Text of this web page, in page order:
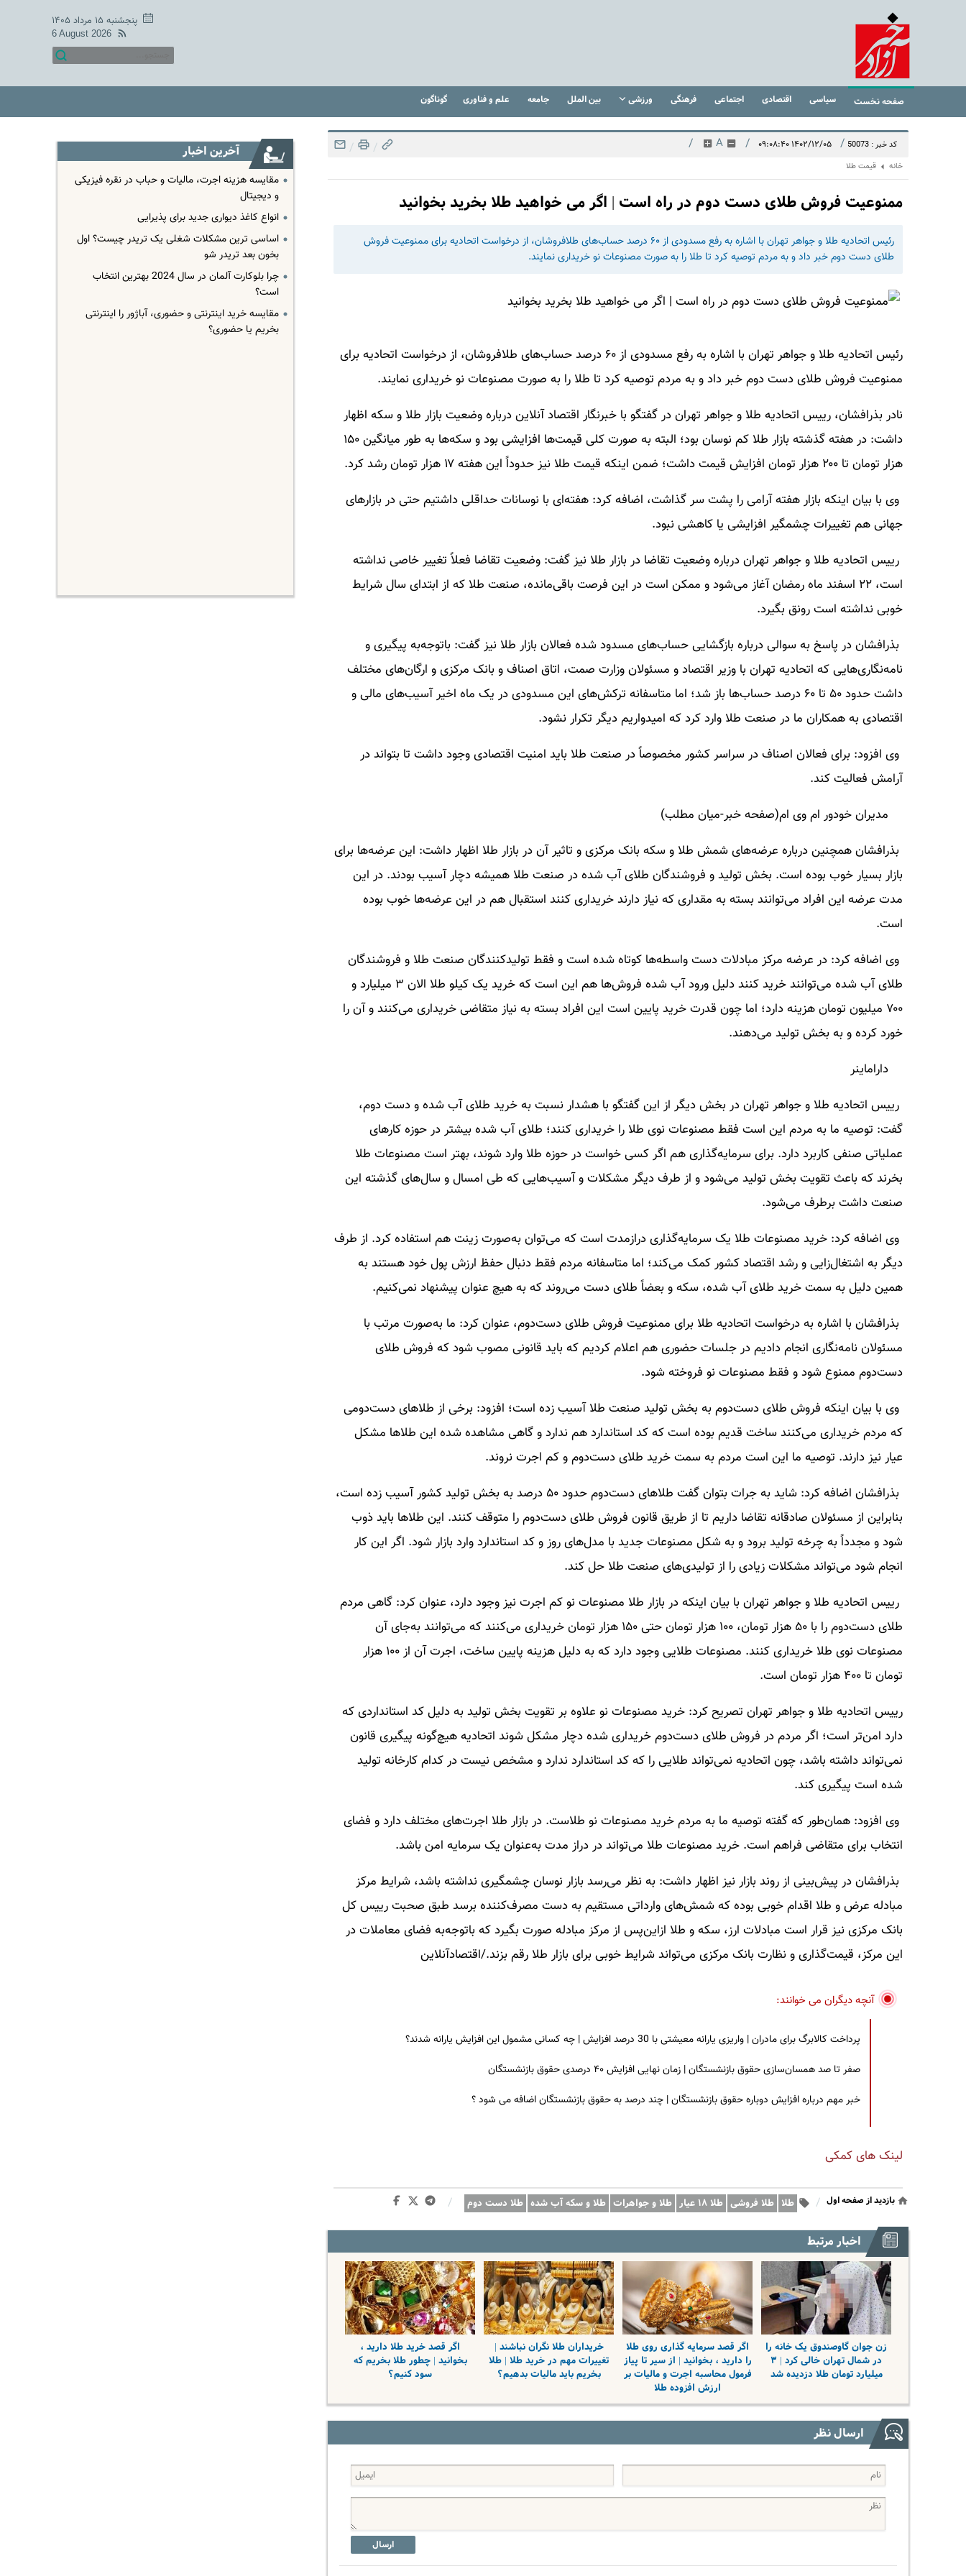
پنجشنبه ۱۵ مرداد ۱۴۰۵
6 August 2026
صفحه نخست سیاسی اقتصادی اجتماعی فرهنگی ورزشی بین الملل جامعه علم و فناوری گوناگون
کد خبر : 50073 / ۱۴۰۲/۱۲/۰۵ ۰۹:۰۸:۴۰ /
A
/
/
/
خانه قیمت طلا
ممنوعیت فروش طلای دست دوم در راه است | اگر می خواهید طلا بخرید بخوانید
رئیس اتحادیه طلا و جواهر تهران با اشاره به رفع مسدودی از ۶۰ درصد حساب‌های طلافروشان، از درخواست اتحادیه برای ممنوعیت فروش
طلای دست دوم خبر داد و به مردم توصیه کرد تا طلا را به صورت مصنوعات نو خریداری نمایند.
رئیس اتحادیه طلا و جواهر تهران با اشاره به رفع مسدودی از ۶۰ درصد حساب‌های طلافروشان، از درخواست اتحادیه برای
ممنوعیت فروش طلای دست دوم خبر داد و به مردم توصیه کرد تا طلا را به صورت مصنوعات نو خریداری نمایند.
نادر بذرافشان، رییس اتحادیه طلا و جواهر تهران در گفتگو با خبرنگار اقتصاد آنلاین درباره وضعیت بازار طلا و سکه اظهار
داشت: در هفته گذشته بازار طلا کم نوسان بود؛ البته به‌ صورت کلی قیمت‌ها افزایشی بود و سکه‌ها به طور میانگین ۱۵۰
هزار تومان تا ۲۰۰ هزار تومان افزایش قیمت داشت؛ ضمن اینکه قیمت طلا نیز حدوداً این هفته ۱۷ هزار تومان رشد کرد.
وی با بیان اینکه بازار هفته آرامی را پشت سر گذاشت، اضافه کرد: هفته‌ای با نوسانات حداقلی داشتیم حتی در بازارهای
جهانی هم تغییرات چشمگیر افزایشی یا کاهشی نبود.
رییس اتحادیه طلا و جواهر تهران درباره وضعیت تقاضا در بازار طلا نیز گفت: وضعیت تقاضا فعلاً تغییر خاصی نداشته
است، ۲۲ اسفند ماه رمضان آغاز می‌شود و ممکن است در این فرصت باقی‌مانده، صنعت طلا که از ابتدای سال شرایط
خوبی نداشته است رونق بگیرد.
بذرافشان در پاسخ به سوالی درباره بازگشایی حساب‌های مسدود شده فعالان بازار طلا نیز گفت: باتوجه‌به پیگیری و
نامه‌نگاری‌هایی که اتحادیه تهران با وزیر اقتصاد و مسئولان وزارت صمت، اتاق اصناف و بانک مرکزی و ارگان‌های مختلف
داشت حدود ۵۰ تا ۶۰ درصد حساب‌ها باز شد؛ اما متاسفانه ترکش‌های این مسدودی در یک ماه اخیر آسیب‌های مالی و
اقتصادی به همکاران ما در صنعت طلا وارد کرد که امیدواریم دیگر تکرار نشود.
وی افزود: برای فعالان اصناف در سراسر کشور مخصوصاً در صنعت طلا باید امنیت اقتصادی وجود داشت تا بتواند در
آرامش فعالیت کند.
مدیران خودور ام وی ام(صفحه خبر-میان مطلب)
بذرافشان همچنین درباره عرضه‌های شمش طلا و سکه بانک مرکزی و تاثیر آن در بازار طلا اظهار داشت: این عرضه‌ها برای
بازار بسیار خوب بوده است. بخش تولید و فروشندگان طلای آب شده در صنعت طلا همیشه دچار آسیب بودند. در این
مدت عرضه این افراد می‌توانند بسته به مقداری که نیاز دارند خریداری کنند استقبال هم در این عرضه‌ها خوب بوده
است.
وی اضافه کرد: در عرضه مرکز مبادلات دست واسطه‌ها کوتاه شده است و فقط تولیدکنندگان صنعت طلا و فروشندگان
طلای آب شده می‌توانند خرید کنند دلیل ورود آب شده فروش‌ها هم این است که خرید یک کیلو طلا الان ۳ میلیارد و
۷۰۰ میلیون تومان هزینه دارد؛ اما چون قدرت خرید پایین است این افراد بسته به نیاز متقاضی خریداری می‌کنند و آن را
خورد کرده و به بخش تولید می‌دهند.
داراماینر
رییس اتحادیه طلا و جواهر تهران در بخش دیگر از این گفتگو با هشدار نسبت به خرید طلای آب شده و دست دوم،
گفت: توصیه ما به مردم این است فقط مصنوعات نوی طلا را خریداری کنند؛ طلای آب شده بیشتر در حوزه کارهای
عملیاتی صنفی کاربرد دارد. برای سرمایه‌گذاری هم اگر کسی خواست در حوزه طلا وارد شوند، بهتر است مصنوعات طلا
بخرند که باعث تقویت بخش تولید می‌شود و از طرف دیگر مشکلات و آسیب‌هایی که طی امسال و سال‌های گذشته این
صنعت داشت برطرف می‌شود.
وی اضافه کرد: خرید مصنوعات طلا یک سرمایه‌گذاری درازمدت است که می‌توان به‌صورت زینت هم استفاده کرد. از طرف
دیگر به اشتغال‌زایی و رشد اقتصاد کشور کمک می‌کند؛ اما متاسفانه مردم فقط دنبال حفظ ارزش پول خود هستند به
همین دلیل به سمت خرید طلای آب شده، سکه و بعضاً طلای دست می‌روند که به هیچ عنوان پیشنهاد نمی‌کنیم.
بذرافشان با اشاره به درخواست اتحادیه طلا برای ممنوعیت فروش طلای دست‌دوم، عنوان کرد: ما به‌صورت مرتب با
مسئولان نامه‌نگاری انجام دادیم در جلسات حضوری هم اعلام کردیم که باید قانونی مصوب شود که فروش طلای
دست‌دوم ممنوع شود و فقط مصنوعات نو فروخته شود.
وی با بیان اینکه فروش طلای دست‌دوم به بخش تولید صنعت طلا آسیب زده است؛ افزود: برخی از طلاهای دست‌دومی
که مردم خریداری می‌کنند ساخت قدیم بوده است که کد استاندارد هم ندارد و گاهی مشاهده شده این طلاها مشکل
عیار نیز دارند. توصیه ما این است مردم به سمت خرید طلای دست‌دوم و کم اجرت نروند.
بذرافشان اضافه کرد: شاید به جرات بتوان گفت طلاهای دست‌دوم حدود ۵۰ درصد به بخش تولید کشور آسیب زده است،
بنابراین از مسئولان صادقانه تقاضا داریم تا از طریق قانون فروش طلای دست‌دوم را متوقف کنند. این طلاها باید ذوب
شود و مجدداً به چرخه تولید برود و به شکل مصنوعات جدید با مدل‌های روز و کد استاندارد وارد بازار شود. اگر این کار
انجام شود می‌تواند مشکلات زیادی را از تولیدی‌های صنعت طلا حل کند.
رییس اتحادیه طلا و جواهر تهران با بیان اینکه در بازار طلا مصنوعات نو کم اجرت نیز وجود دارد، عنوان کرد: گاهی مردم
طلای دست‌دوم را با ۵۰ هزار تومان، ۱۰۰ هزار تومان حتی ۱۵۰ هزار تومان خریداری می‌کنند که می‌توانند به‌جای آن
مصنوعات نوی طلا خریداری کنند. مصنوعات طلایی وجود دارد که به دلیل هزینه پایین ساخت، اجرت آن از ۱۰۰ هزار
تومان تا ۴۰۰ هزار تومان است.
رییس اتحادیه طلا و جواهر تهران تصریح کرد: خرید مصنوعات نو علاوه بر تقویت بخش تولید به دلیل کد استانداردی که
دارد امن‌تر است؛ اگر مردم در فروش طلای دست‌دوم خریداری شده دچار مشکل شوند اتحادیه هیچ‌گونه پیگیری قانون
نمی‌تواند داشته باشد، چون اتحادیه نمی‌تواند طلایی را که کد استاندارد ندارد و مشخص نیست در کدام کارخانه تولید
شده است پیگیری کند.
وی افزود: همان‌طور که گفته توصیه ما به مردم خرید مصنوعات نو طلاست. در بازار طلا اجرت‌های مختلف دارد و فضای
انتخاب برای متقاضی فراهم است. خرید مصنوعات طلا می‌تواند در دراز مدت به‌عنوان یک سرمایه امن باشد.
بذرافشان در پیش‌بینی از روند بازار نیز اظهار داشت: به نظر می‌رسد بازار نوسان چشمگیری نداشته باشد، شرایط مرکز
مبادله عرض و طلا اقدام خوبی بوده که شمش‌های وارداتی مستقیم به دست مصرف‌کننده برسد طبق صحبت رییس کل
بانک مرکزی نیز قرار است مبادلات ارز، سکه و طلا ازاین‌پس از مرکز مبادله صورت بگیرد که باتوجه‌به فضای معاملات در
این مرکز، قیمت‌گذاری و نظارت بانک مرکزی می‌تواند شرایط خوبی برای بازار طلا رقم بزند./اقتصادآنلاین
آنچه دیگران می خوانند:
پرداخت کالابرگ برای مادران | واریزی یارانه معیشتی با 30 درصد افزایش | چه کسانی مشمول این افزایش یارانه شدند؟
صفر تا صد همسان‌سازی حقوق بازنشستگان | زمان نهایی افزایش ۴۰ درصدی حقوق بازنشستگان
خبر مهم درباره افزایش دوباره حقوق بازنشستگان | چند درصد به حقوق بازنشستگان اضافه می شود ؟
لینک های کمکی
بازدید از صفحه اول / طلا طلا فروشی طلا ۱۸ عیار طلا و جواهرات طلا و سکه آب شده طلا دست دوم /
اخبار مرتبط
زن جوان گاوصندوق یک خانه را
در شمال تهران خالی کرد | ۳
میلیارد تومان طلا دزدیده شد
اگر قصد سرمایه گذاری روی طلا
را دارید ، بخوانید | از سیر تا پیاز
فرمول محاسبه اجرت و مالیات بر
ارزش افزوده طلا
خریداران طلا نگران نباشند |
تغییرات مهم در خرید طلا | طلا
بخریم باید مالیات بدهیم؟
اگر قصد خرید طلا دارید ،
بخوانید | چطور طلا بخریم که
سود کنیم؟
ارسال نظر
ارسال
آخرین اخبار
مقایسه هزینه اجرت، مالیات و حباب در نقره فیزیکی
و دیجیتال
انواع کاغذ دیواری جدید برای پذیرایی
اساسی ترین مشکلات شغلی یک تریدر چیست؟ اول
بخون بعد تریدر شو
چرا بلوکارت آلمان در سال 2024 بهترین انتخاب
است؟
مقایسه خرید اینترنتی و حضوری، آباژور را اینترنتی
بخریم یا حضوری؟